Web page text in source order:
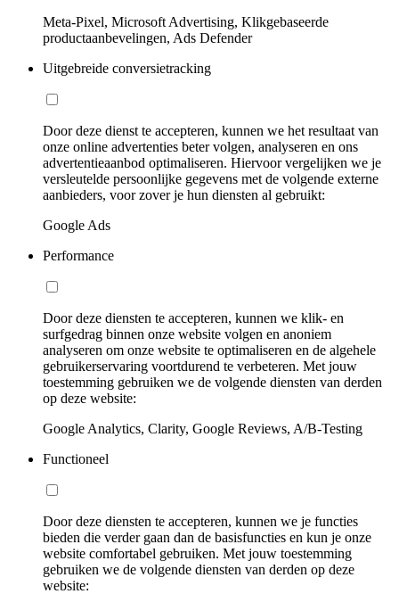
Meta-Pixel, Microsoft Advertising, Klikgebaseerde
productaanbevelingen, Ads Defender
Uitgebreide conversietracking
Door deze dienst te accepteren, kunnen we het resultaat van
onze online advertenties beter volgen, analyseren en ons
advertentieaanbod optimaliseren. Hiervoor vergelijken we je
versleutelde persoonlijke gegevens met de volgende externe
aanbieders, voor zover je hun diensten al gebruikt:
Google Ads
Performance
Door deze diensten te accepteren, kunnen we klik- en
surfgedrag binnen onze website volgen en anoniem
analyseren om onze website te optimaliseren en de algehele
gebruikerservaring voortdurend te verbeteren. Met jouw
toestemming gebruiken we de volgende diensten van derden
op deze website:
Google Analytics, Clarity, Google Reviews, A/B-Testing
Functioneel
Door deze diensten te accepteren, kunnen we je functies
bieden die verder gaan dan de basisfuncties en kun je onze
website comfortabel gebruiken. Met jouw toestemming
gebruiken we de volgende diensten van derden op deze
website: